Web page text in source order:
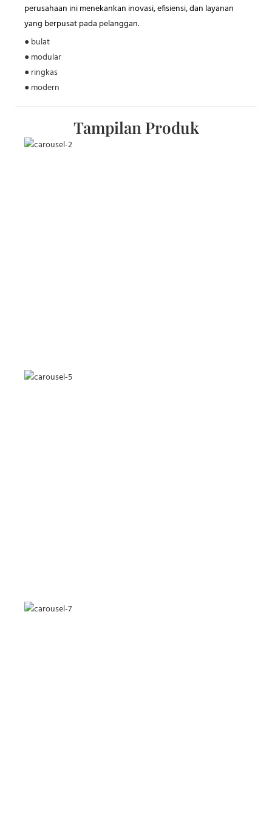
perusahaan ini menekankan inovasi, efisiensi, dan layanan
yang berpusat pada pelanggan.
● bulat
● modular
● ringkas
● modern
Tampilan Produk